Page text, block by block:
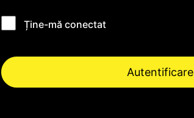
Ține-mă conectat
Autentificare